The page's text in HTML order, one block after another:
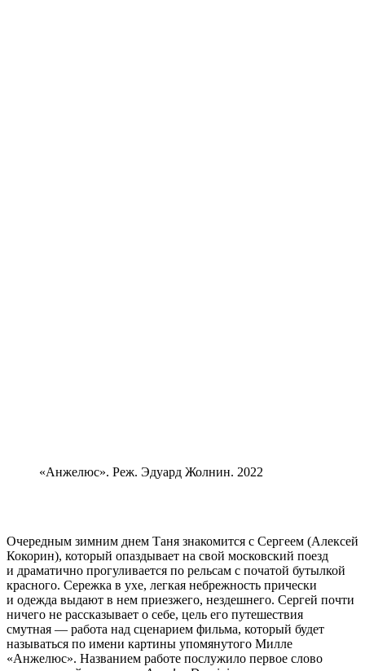
«Анжелюс». Реж. Эдуард Жолнин. 2022
Очередным зимним днем Таня знакомится с Сергеем (Алексей
Кокорин), который опаздывает на свой московский поезд
и драматично прогуливается по рельсам с початой бутылкой
красного. Сережка в ухе, легкая небрежность прически
и одежда выдают в нем приезжего, нездешнего. Сергей почти
ничего не рассказывает о себе, цель его путешествия
смутная — работа над сценарием фильма, который будет
называться по имени картины упомянутого Милле
«Анжелюс». Названием работе послужило первое слово